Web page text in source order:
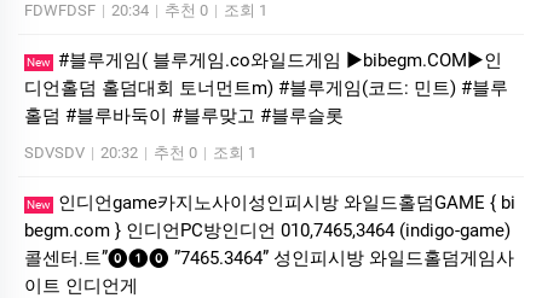
FDWFDSF | 20:34 | 추천 0 | 조회 1
New #블루게임( 블루게임.co와일드게임 ▶bibegm.COM▶인
디언홀덤 홀덤대회 토너먼트m) #블루게임(코드: 민트) #블루
홀덤 #블루바둑이 #블루맞고 #블루슬롯
SDVSDV | 20:32 | 추천 0 | 조회 1
New
인디언game카­지노사이성인피시방 와일드홀덤GAME { bi
begm.com } 인디언PC방인디언 010,7465,3464 (indigo-game)
콜센터.트”⓿❶⓿ ”7465.3464” 성인피시방 와일드홀덤게임사
이트 인디언게